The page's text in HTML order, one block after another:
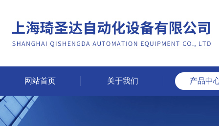
网站首页 关于我们 产品中